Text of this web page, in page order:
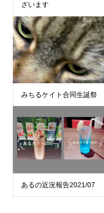
ざいます
みちるケイト合同生誕祭
あるの近況報告2021/07